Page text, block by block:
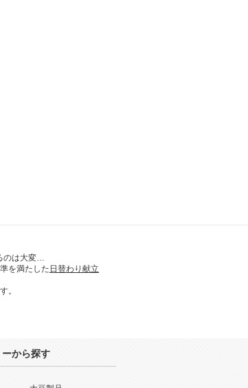
のは大変…
を満たした 日替わり献立
。
から探す